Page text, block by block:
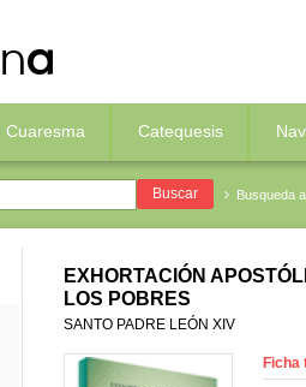
Cuaresma Catequesis
Busqueda
EXHORTACIÓN
LOS POBRES
SANTO PADRE LEÓN XIV
Ficha